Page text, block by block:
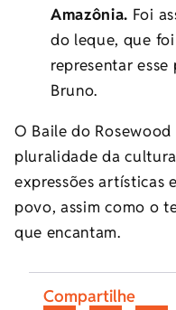
Amazônia. Foi
do leque, que
representar esse
Bruno.
O Baile do
pluralidade da
expressões artísticas
povo, assim como o
que encantam.
Compartilhe